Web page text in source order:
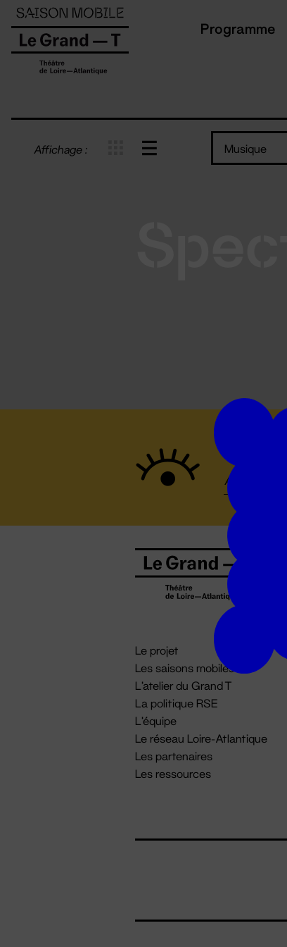
Programme
Affichage : Musique
Le projet
Les saisons mobiles
L'atelier du Grand T
La politique RSE
L'équipe
Le réseau Loire-Atlantique
Les partenaires
Les ressources
Panneau de gestion des cookies